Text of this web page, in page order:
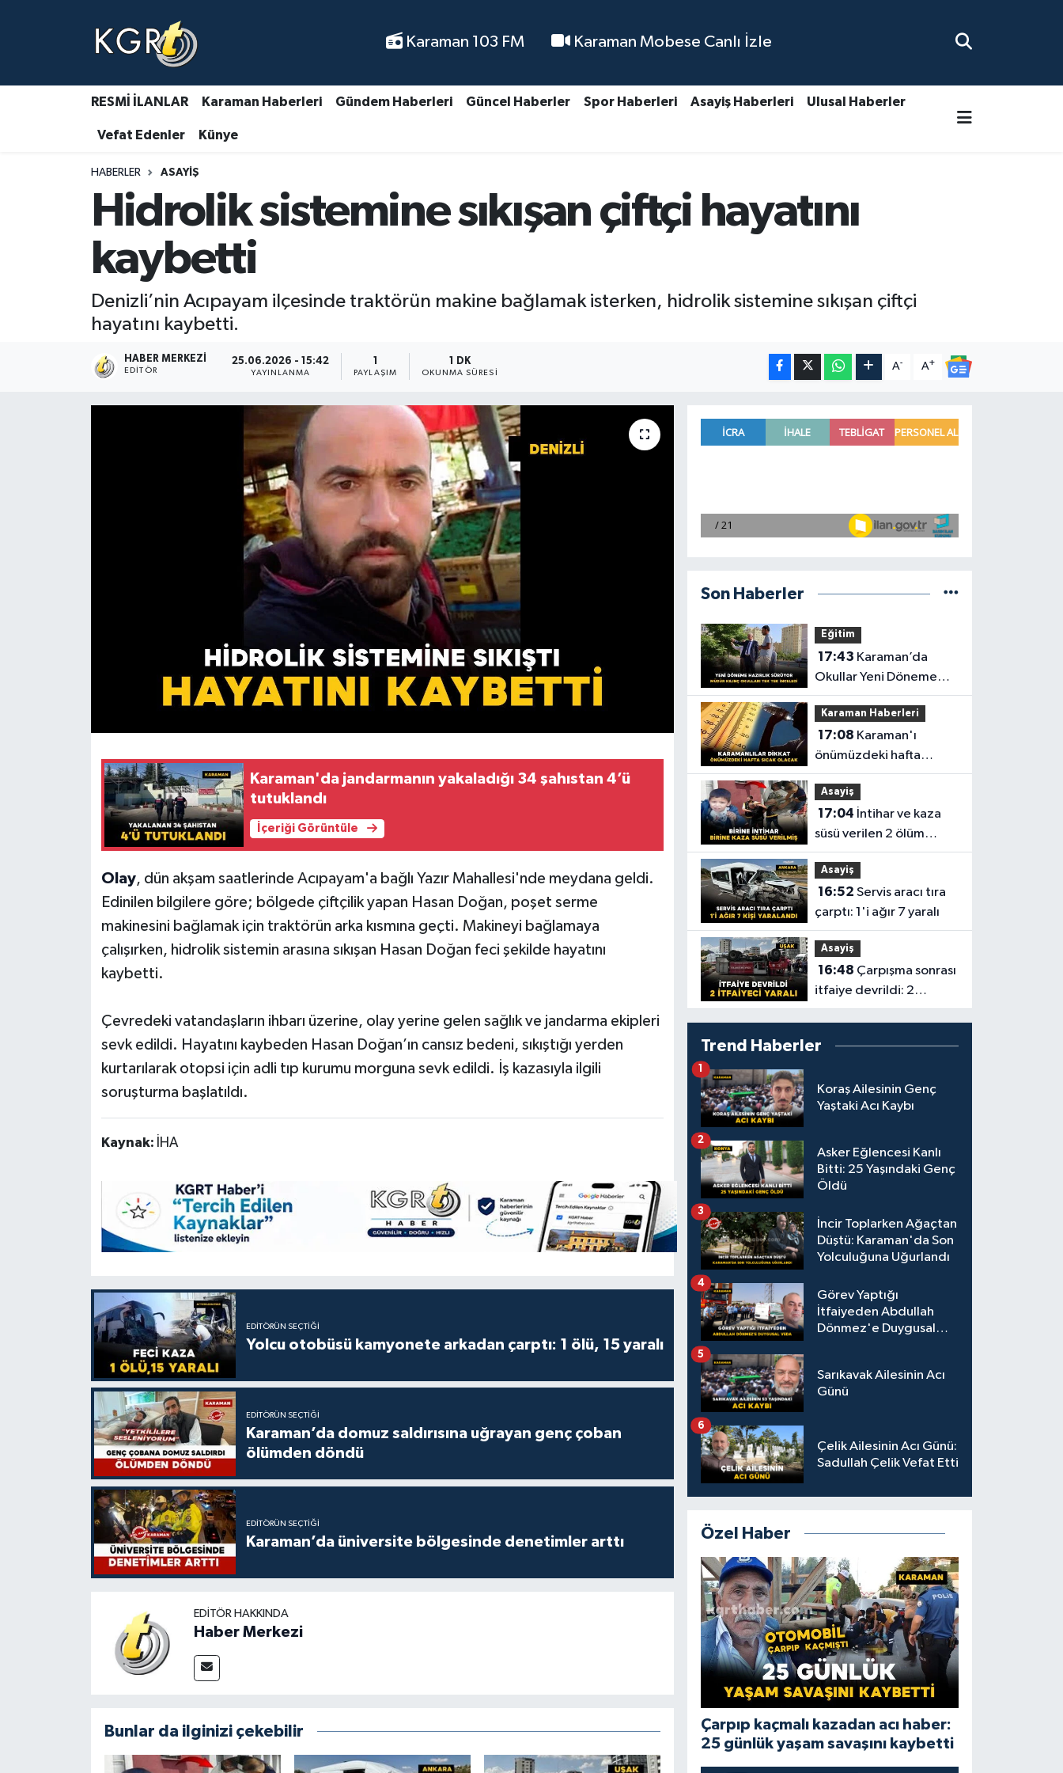
Karaman 103 FM Karaman Mobese Canlı İzle
RESMİ İLANLAR Karaman Haberleri Gündem Haberleri Güncel Haberler Spor Haberleri Asayiş Haberleri Ulusal Haberler
Vefat Edenler Künye
HABERLER ASAYIŞ
Hidrolik sistemine sıkışan çiftçi hayatını
kaybetti
Denizli’nin Acıpayam ilçesinde traktörün makine bağlamak isterken, hidrolik sistemine sıkışan çiftçi
hayatını kaybetti.
HABER MERKEZI
EDITÖR
25.06.2026 - 15:42
YAYINLANMA
1
PAYLAŞIM
1 DK
OKUNMA SÜRESI
A- A+
Karaman'da jandarmanın yakaladığı 34 şahıstan 4’ü
tutuklandı
İçeriği Görüntüle
Olay, dün akşam saatlerinde Acıpayam'a bağlı Yazır Mahallesi'nde meydana geldi.
Edinilen bilgilere göre; bölgede çiftçilik yapan Hasan Doğan, poşet serme
makinesini bağlamak için traktörün arka kısmına geçti. Makineyi bağlamaya
çalışırken, hidrolik sistemin arasına sıkışan Hasan Doğan feci şekilde hayatını
kaybetti.
Çevredeki vatandaşların ihbarı üzerine, olay yerine gelen sağlık ve jandarma ekipleri
sevk edildi. Hayatını kaybeden Hasan Doğan’ın cansız bedeni, sıkıştığı yerden
kurtarılarak otopsi için adli tıp kurumu morguna sevk edildi. İş kazasıyla ilgili
soruşturma başlatıldı.
Kaynak: İHA
EDITÖRÜN SEÇTIĞI
Yolcu otobüsü kamyonete arkadan çarptı: 1 ölü, 15 yaralı
EDITÖRÜN SEÇTIĞI
Karaman’da domuz saldırısına uğrayan genç çoban
ölümden döndü
EDITÖRÜN SEÇTIĞI
Karaman’da üniversite bölgesinde denetimler arttı
EDITÖR HAKKINDA
Haber Merkezi
Bunlar da ilginizi çekebilir
Son Haberler
Eğitim
17:43
Okullar Yeni Döneme
Hazırlanıyor
Karaman Haberleri
17:08
önümüzdeki hafta
sıcaklıklar esir aldı
Asayiş
17:04
süsü verilen 2 ölüm
aydınlatıldı
Asayiş
16:52
çarptı: 1'i ağır 7 yaralı
Asayiş
16:48
itfaiye devrildi: 2
itfaiyeci yaralı
Trend Haberler
Koraş Ailesinin Genç
Yaştaki Acı Kaybı
1
Asker Eğlencesi Kanlı
Bitti: 25 Yaşındaki Genç
Öldü
2
İncir Toplarken Ağaçtan
Düştü: Karaman'da Son
Yolculuğuna Uğurlandı
3
Görev Yaptığı
İtfaiyeden Abdullah
Dönmez'e Duygusal
4
Sarıkavak Ailesinin Acı
Günü
5
Çelik Ailesinin Acı Günü:
Sadullah Çelik Vefat Etti
6
Özel Haber
Çarpıp kaçmalı kazadan acı haber:
25 günlük yaşam savaşını kaybetti
Karaman Haberleri
Gündem Haberleri
Güncel Haberler
Asayiş Haberleri
Ulusal Haberler
Vefat Edenler